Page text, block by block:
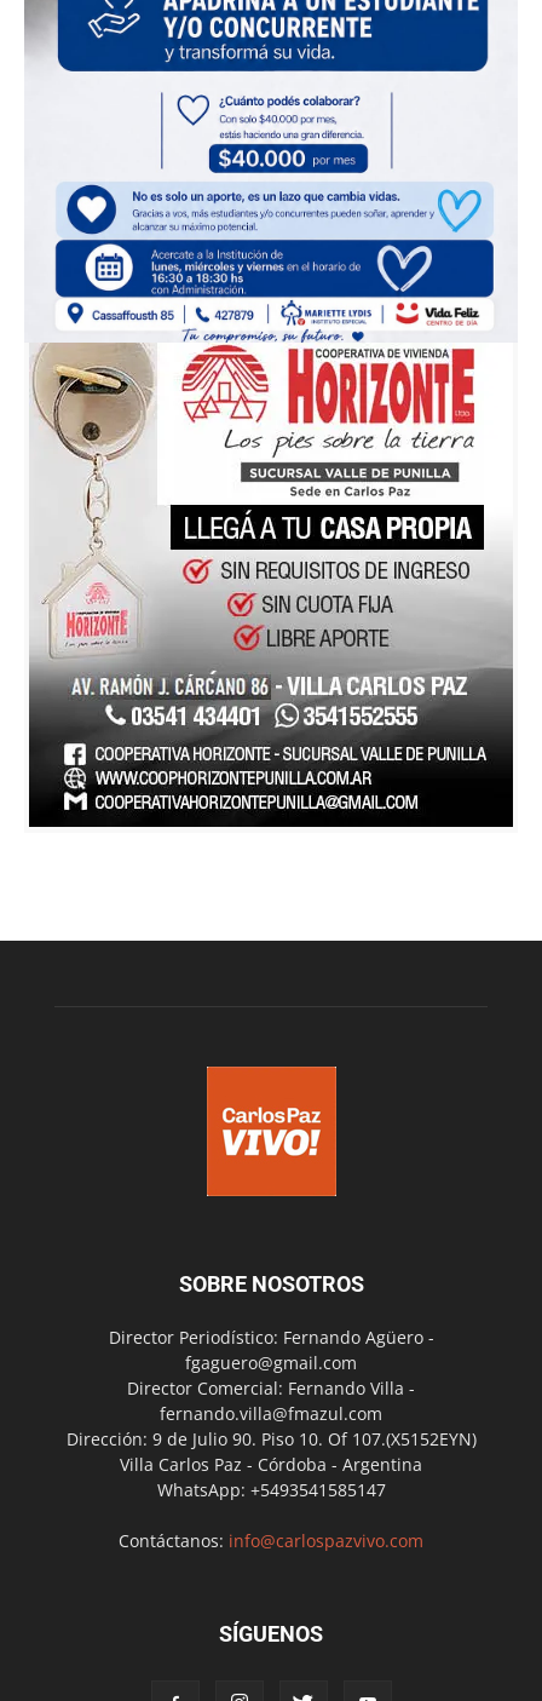
SOBRE NOSOTROS
Director Periodístico: Fernando Agüero -
fgaguero@gmail.com
Director Comercial: Fernando Villa -
fernando.villa@fmazul.com
Dirección: 9 de Julio 90. Piso 10. Of 107.(X5152EYN)
Villa Carlos Paz - Córdoba - Argentina
WhatsApp: +5493541585147
Contáctanos: info@carlospazvivo.com
SÍGUENOS